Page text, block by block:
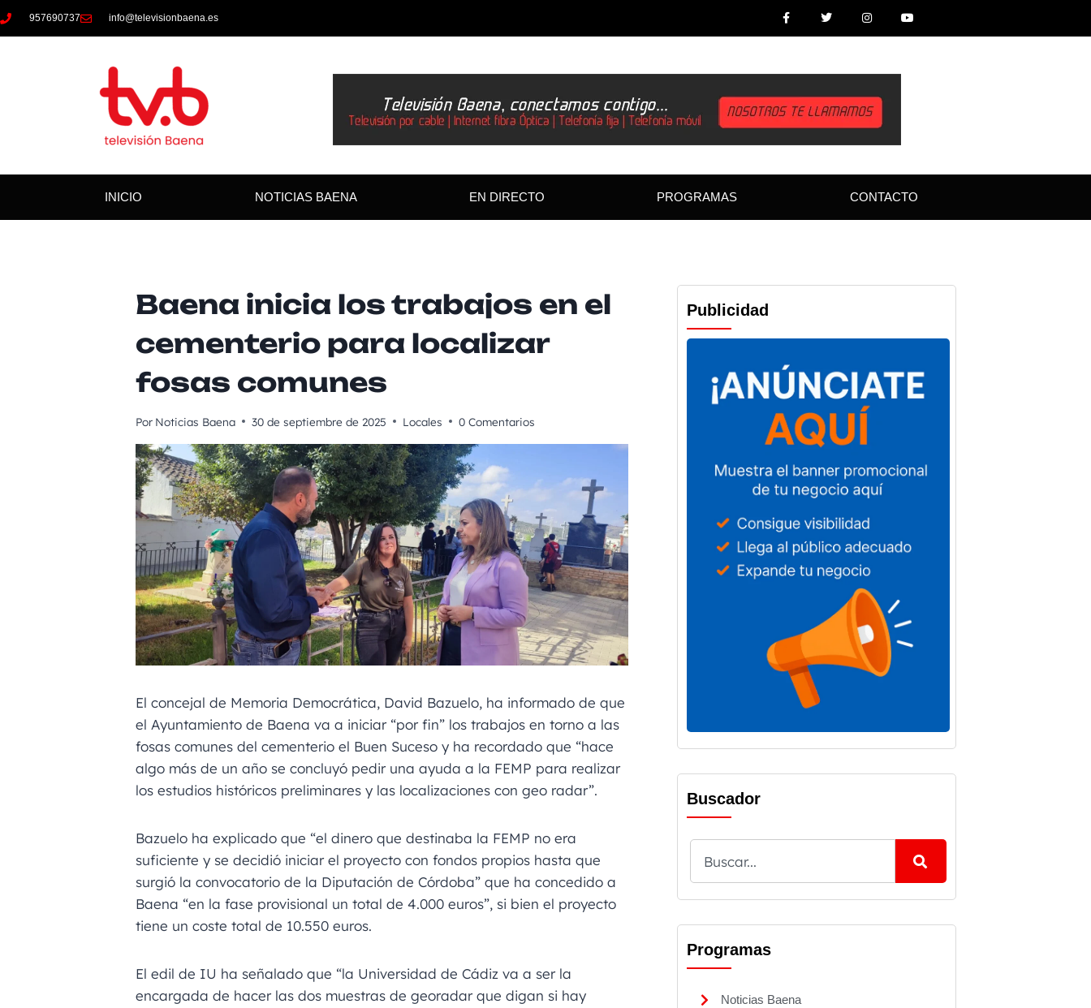
957690737 info@televisionbaena.es
INICIO NOTICIAS BAENA EN DIRECTO PROGRAMAS CONTACTO
Baena inicia los trabajos en el
cementerio para localizar
fosas comunes
Por Noticias Baena 30 de septiembre de 2025 Locales 0 Comentarios
El concejal de Memoria Democrática, David Bazuelo, ha informado de que
el Ayuntamiento de Baena va a iniciar “por fin” los trabajos en torno a las
fosas comunes del cementerio el Buen Suceso y ha recordado que “hace
algo más de un año se concluyó pedir una ayuda a la FEMP para realizar
los estudios históricos preliminares y las localizaciones con geo radar”.
Bazuelo ha explicado que “el dinero que destinaba la FEMP no era
suficiente y se decidió iniciar el proyecto con fondos propios hasta que
surgió la convocatorio de la Diputación de Córdoba” que ha concedido a
Baena “en la fase provisional un total de 4.000 euros”, si bien el proyecto
tiene un coste total de 10.550 euros.
El edil de IU ha señalado que “la Universidad de Cádiz va a ser la
encargada de hacer las dos muestras de georadar que digan si hay
Publicidad
Buscador
Programas
Noticias Baena